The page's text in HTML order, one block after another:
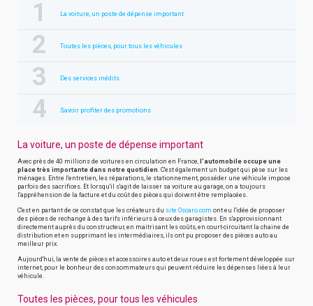
La voiture, un poste de dépense important
Toutes les pièces, pour tous les véhicules
Des services inédits
Savoir profiter des promotions
La voiture, un poste de dépense important
Avec près de 40 millions de voitures en circulation en France, l'automobile occupe une
place très importante dans notre quotidien. C'est également un budget qui pèse sur les
ménages. Entre l'entretien, les réparations, le stationnement, posséder une véhicule impose
parfois des sacrifices. Et lorsqu'il s'agit de laisser sa voiture au garage, on a toujours
l'appréhension de la facture et du coût des pièces qui doivent être remplacées.
C'est en partant de ce constat que les créateurs du site Oscaro.com ont eu l'idée de proposer
des pièces de rechange à des tarifs inférieurs à ceux des garagistes. En s'approvisionnant
directement auprès du constructeur, en maitrisant les coûts, en court-circuitant la chaine de
distribution et en supprimant les intermédiaires, ils ont pu proposer des pièces auto au
meilleur prix.
Aujourd'hui, la vente de pièces et accessoires auto et deux roues est fortement développée sur
internet, pour le bonheur des consommateurs qui peuvent réduire les dépenses liées à leur
véhicule.
Toutes les pièces, pour tous les véhicules